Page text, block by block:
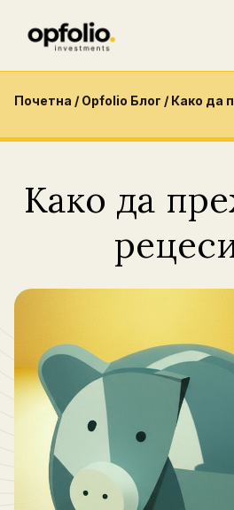
Почетна / Opfolio Блог / Како да
Како да